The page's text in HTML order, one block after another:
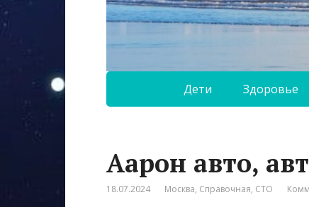
Дети Здоровье
Аарон авто,
18.07.2024 Москва, Справочная, СТО